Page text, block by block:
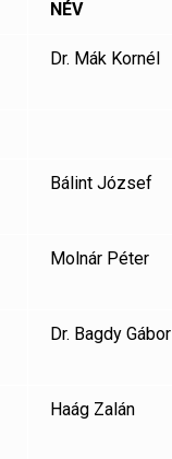
NÉV
Dr. Mák Kornél
Bálint József
Molnár Péter
Dr. Bagdy Gábor
Haág Zalán